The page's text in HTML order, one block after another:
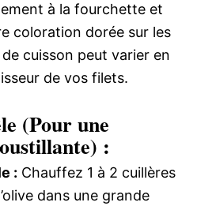
à la fourchette et
coloration dorée sur les
cuisson peut varier en
de vos filets.
(Pour une
:
: Chauffez 1 à 2 cuillères
dans une grande